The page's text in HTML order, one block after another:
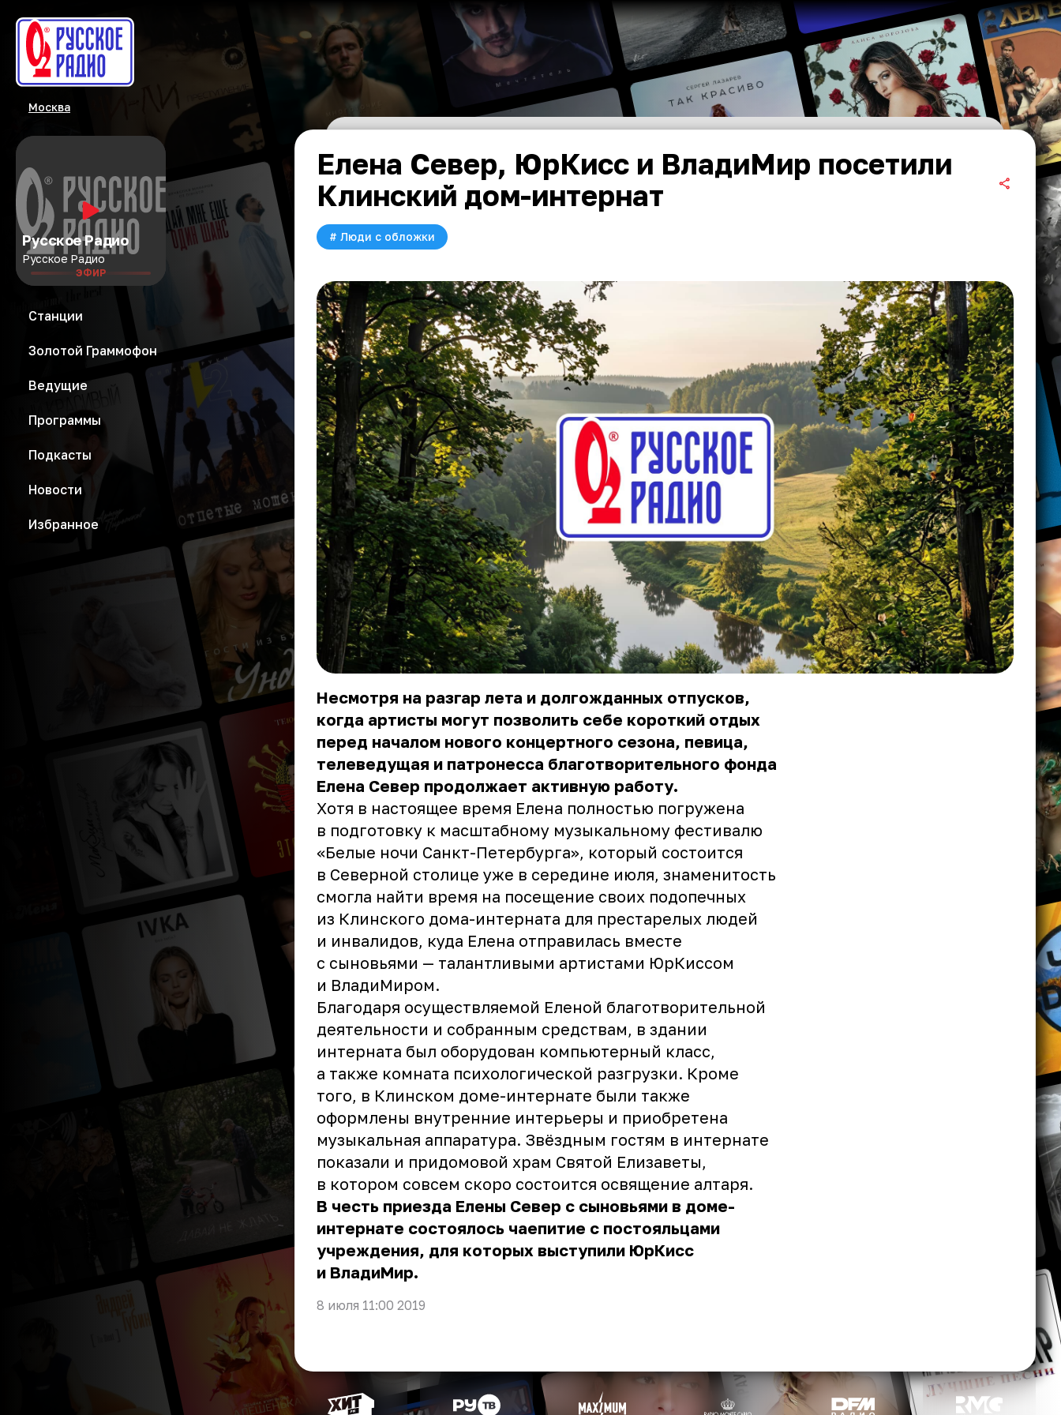
Москва
Русское Радио
Русское Радио
ЭФИР
Станции
Золотой Граммофон
Ведущие
Программы
Подкасты
Новости
Избранное
Елена Север, ЮрКисс и ВладиМир посетили
Клинский дом-интернат
# Люди с обложки
Несмотря на разгар лета и долгожданных отпусков,
когда артисты могут позволить себе короткий отдых
перед началом нового концертного сезона, певица,
телеведущая и патронесса благотворительного фонда
Елена Север продолжает активную работу.
Хотя в настоящее время Елена полностью погружена
в подготовку к масштабному музыкальному фестивалю
«Белые ночи Санкт-Петербурга», который состоится
в Северной столице уже в середине июля, знаменитость
смогла найти время на посещение своих подопечных
из Клинского дома-интерната для престарелых людей
и инвалидов, куда Елена отправилась вместе
с сыновьями — талантливыми артистами ЮрКиссом
и ВладиМиром.
Благодаря осуществляемой Еленой благотворительной
деятельности и собранным средствам, в здании
интерната был оборудован компьютерный класс,
а также комната психологической разгрузки. Кроме
того, в Клинском доме-интернате были также
оформлены внутренние интерьеры и приобретена
музыкальная аппаратура. Звёздным гостям в интернате
показали и придомовой храм Святой Елизаветы,
в котором совсем скоро состоится освящение алтаря.
В честь приезда Елены Север с сыновьями в доме-
интернате состоялось чаепитие с постояльцами
учреждения, для которых выступили ЮрКисс
и ВладиМир.
8 июля 11:00 2019